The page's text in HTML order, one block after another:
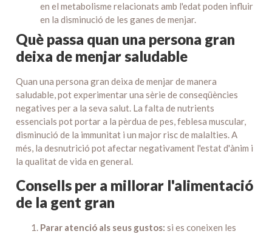
en el metabolisme relacionats amb l'edat poden influir
en la disminució de les ganes de menjar.
Què passa quan una persona gran
deixa de menjar saludable
Quan una persona gran deixa de menjar de manera
saludable, pot experimentar una sèrie de conseqüències
negatives per a la seva salut. La falta de nutrients
essencials pot portar a la pèrdua de pes, feblesa muscular,
disminució de la immunitat i un major risc de malalties. A
més, la desnutrició pot afectar negativament l'estat d'ànim i
la qualitat de vida en general.
Consells per a millorar l'alimentació
de la gent gran
Parar atenció als seus gustos: si es coneixen les